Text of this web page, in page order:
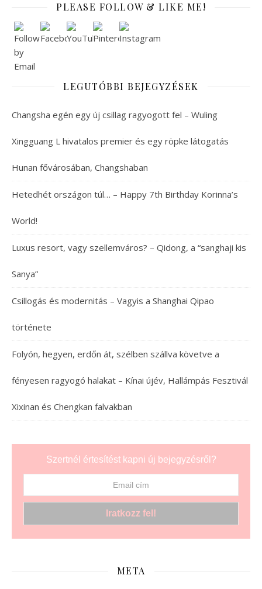
PLEASE FOLLOW & LIKE ME!
LEGUTÓBBI BEJEGYZÉSEK
Changsha egén egy új csillag ragyogott fel – Wuling
Xingguang L hivatalos premier és egy röpke látogatás
Hunan fővárosában, Changshaban
Hetedhét országon túl… – Happy 7th Birthday Korinna’s
World!
Luxus resort, vagy szellemváros? – Qidong, a “sanghaji kis
Sanya”
Csillogás és modernitás – Vagyis a Shanghai Qipao
története
Folyón, hegyen, erdőn át, szélben szállva követve a
fényesen ragyogó halakat – Kínai újév, Hallámpás Fesztivál
Xixinan és Chengkan falvakban
Szertnél értesítést kapni új bejegyzésről?
META